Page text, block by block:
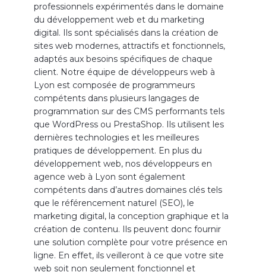
professionnels expérimentés dans le domaine
du développement web et du marketing
digital. Ils sont spécialisés dans la création de
sites web modernes, attractifs et fonctionnels,
adaptés aux besoins spécifiques de chaque
client. Notre équipe de développeurs web à
Lyon est composée de programmeurs
compétents dans plusieurs langages de
programmation sur des CMS performants tels
que WordPress ou PrestaShop. Ils utilisent les
dernières technologies et les meilleures
pratiques de développement. En plus du
développement web, nos développeursen
agence web à Lyon sont également
compétents dans d’autres domaines clés tels
que le référencement naturel (SEO), le
marketing digital, la conception graphique et la
création de contenu. Ils peuvent donc fournir
une solution complète pour votre présence en
ligne. En effet, ils veilleront à ce que votre site
web soit non seulement fonctionnel et